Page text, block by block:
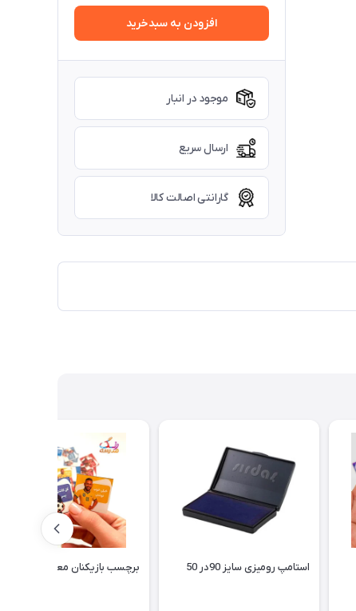
افزودن به سبدخرید
موجود در انبار
ارسال سریع
گارانتی اصالت کالا
استامپ رومیزی سایز 90در 50 برچسب بازیکنان معروف فوتبالی